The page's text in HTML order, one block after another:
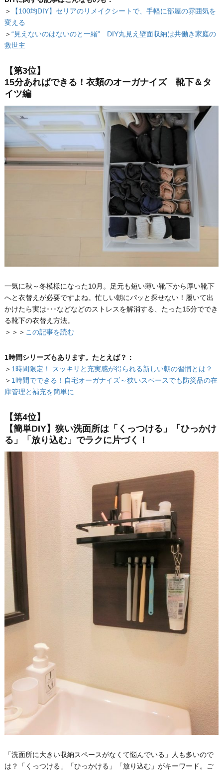
＞
【100均DIY】セリアのリメイクシートで、手軽に部屋の雰囲気を
変える
＞“見えないのはないのと一緒” DIY丸見え壁面収納は共働き家庭の
救世主
【第3位】
15分あればできる！衣類のオーガナイズ 靴下＆タ
イツ編
一気に秋～冬模様になった10月。足元も短い薄い靴下から厚い靴下
へと衣替えが必要ですよね。忙しい朝にパッと探せない！履いて出
かけたら実は･･･などなどのストレスを解消する、たった15分ででき
る靴下の衣替え方法。
＞＞＞ この記事を読む
1時間シリーズもあります。たとえば？：
＞ 1時間限定！ スッキリと充実感が得られる新しい朝の習慣とは？
＞ 1時間でできる！自宅オーガナイズ～狭いスペースでも防災品の在
庫管理と補充を簡単に
【第4位】
【簡単DIY】狭い洗面所は「くっつける」「ひっかけ
る」「放り込む」でラクに片づく！
「洗面所に大きい収納スペースがなくて悩んでいる」人も多いので
は？「くっつける」「ひっかける」「放り込む」がキーワード。ご